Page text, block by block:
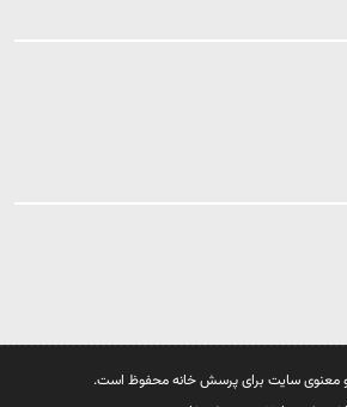
معنوی سایت برای پرسش خانه محفوظ است.